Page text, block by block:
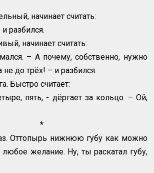
начинает считать:
разбился.
начинает считать:
– А почему, собственно, нужно
не до трёх! – и разбился.
Быстро считает:
пять, - дёргает за кольцо. – Ой,
*
Оттопырь нижнюю губу как можно
желание. Ну, ты раскатал губу,